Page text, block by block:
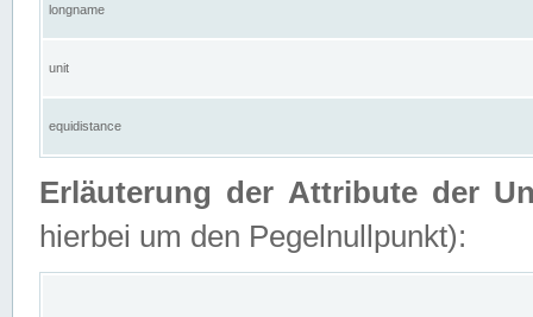
longname
unit
equidistance
Erläuterung der Attribute der
hierbei um den Pegelnullpunkt):